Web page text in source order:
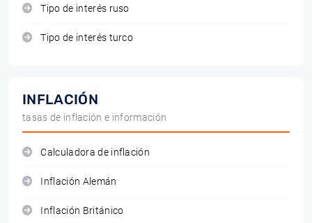
Tipo de interés ruso
Tipo de interés turco
INFLACIÓN
tasas de inflación e información
Calculadora de inflación
Inflación Alemán
Inflación Británico